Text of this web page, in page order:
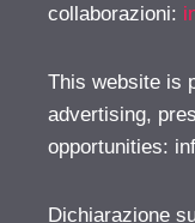
collaborazioni:
This website is
advertising,
opportunities:
Dichiarazione